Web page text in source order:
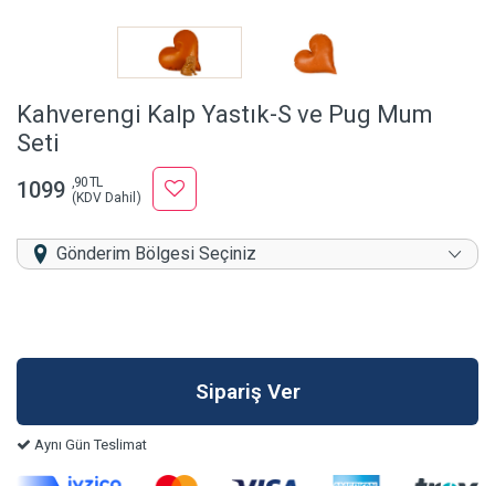
Kahverengi Kalp Yastık-S ve Pug Mum
Seti
1099 ,90 TL
(KDV Dahil)
Gönderim Bölgesi Seçiniz
Aynı Gün Teslimat